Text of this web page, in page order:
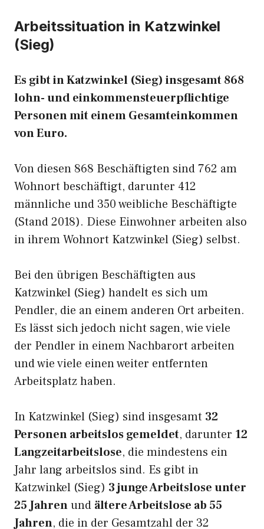
Arbeitssituation in Katzwinkel
(Sieg)
Es gibt in Katzwinkel (Sieg) insgesamt 868
lohn- und einkommensteuerpflichtige
Personen mit einem Gesamteinkommen
von Euro.
Von diesen 868 Beschäftigten sind 762 am
Wohnort beschäftigt, darunter 412
männliche und 350 weibliche Beschäftigte
(Stand 2018). Diese Einwohner arbeiten also
in ihrem Wohnort Katzwinkel (Sieg) selbst.
Bei den übrigen Beschäftigten aus
Katzwinkel (Sieg) handelt es sich um
Pendler, die an einem anderen Ort arbeiten.
Es lässt sich jedoch nicht sagen, wie viele
der Pendler in einem Nachbarort arbeiten
und wie viele einen weiter entfernten
Arbeitsplatz haben.
In Katzwinkel (Sieg) sind insgesamt 32
Personen arbeitslos gemeldet, darunter 12
Langzeitarbeitslose, die mindestens ein
Jahr lang arbeitslos sind. Es gibt in
Katzwinkel (Sieg) 3 junge Arbeitslose unter
25 Jahrenund ältere Arbeitslose ab 55
Jahren, die in der Gesamtzahl der 32